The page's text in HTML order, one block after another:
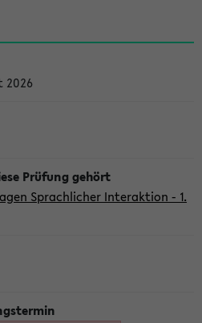
2026
Sprachlicher Interaktion - 1.